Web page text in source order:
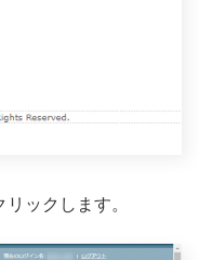
ックします。